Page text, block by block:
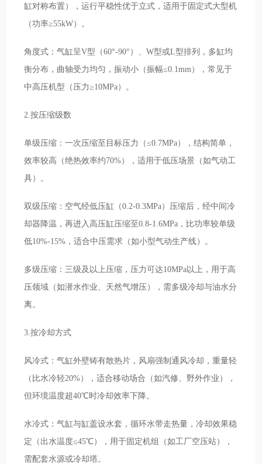
缸对称布置），运行平稳性优于立式，适用于固定式大型机
（功率≥55kW）。
角度式：气缸呈V型（60°-90°）、W型或L型排列，多缸均
衡分布，曲轴受力均匀，振动小（振幅≤0.1mm），常见于
中高压机型（压力≥10MPa）。
2.按压缩级数
单级压缩：一次压缩至目标压力（≤0.7MPa），结构简单，
效率较高（绝热效率约70%），适用于低压场景（如气动工
具）。
双级压缩：空气经低压缸（0.2-0.3MPa）压缩后，经中间冷
却器降温，再进入高压缸压缩至0.8-1.6MPa，比功率较单级
低10%-15%，适合中压需求（如小型气动生产线）。
多级压缩：三级及以上压缩，压力可达10MPa以上，用于高
压领域（如潜水作业、天然气增压），需多级冷却与油水分
离。
3.按冷却方式
风冷式：气缸外壁铸有散热片，风扇强制通风冷却，重量轻
（比水冷轻20%），适合移动场合（如汽修、野外作业），
但环境温度超40℃时冷却效率下降。
水冷式：气缸与缸盖设水套，循环水带走热量，冷却效果稳
定（出水温度≤45℃），用于固定机组（如工厂空压站），
需配套水源或冷却塔。